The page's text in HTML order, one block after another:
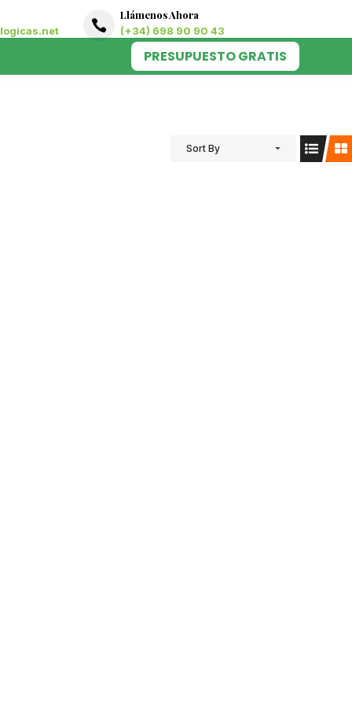

Llámenos Ahora
(+34) 698 90 90 43
PRESUPUESTO GRATIS
Sort By